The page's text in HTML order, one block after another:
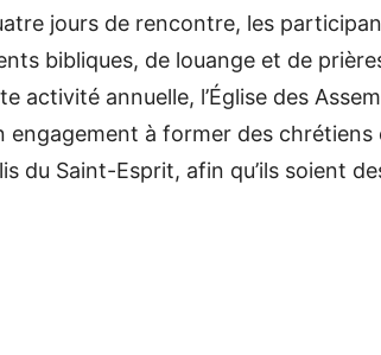
jours de rencontre, les
bibliques, de louange et de
activité annuelle, l’Église des
engagement à former des chrétiens
du Saint-Esprit, afin qu’ils soient